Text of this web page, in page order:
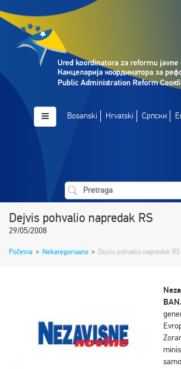
Bosanski Hrvatski Српски
Dejvis pohvalio napredak RS
29/05/2008
Početna > Nekategorisano > Dejvis pohvalio napredak RS